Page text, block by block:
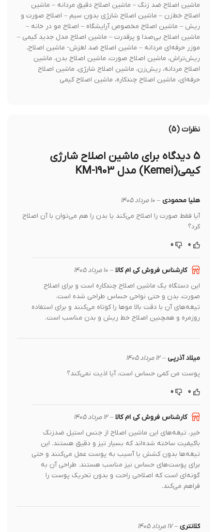
ماشین اصلاح ضد زنگ – ماشین اصلاح دقیق مردانه – ماشین
اصلاح خط‌زن – ماشین اصلاح شارژی بدون سیم – اصلاح صورت و
ریش – ماشین اصلاح مخصوص آرایشگاه – اصلاح مو در خانه –
ماشین اصلاح بی‌صدا و پرقدرت – ماشین اصلاح مدل جدید کیمی –
موزر حرفه‌ای مردانه – ماشین اصلاح ضد لغزش- ماشین اصلاح،
ریش‌تراش، ماشین اصلاح صورت، ماشین اصلاح بدن، ماشین
اصلاح مردانه، ریش‌زن، ماشین اصلاح شارژی، ماشین اصلاح
حرفه‌ای، ماشین اصلاح چندکاره، ماشین اصلاح کیمی
نظرات (5)
ماشین اصلاح شارژی
کیمی(Kemei) مدل KM-1903
هلیا محمودی– 10 مرداد 1405
آیا فقط صورت را اصلاح می‌کند یا بدن را هم می‌توان با آن اصلاح
کارشناس فروش کی ام کالا– 10 مرداد 1405
این دستگاه یک ماشین اصلاح چندکاره است و برای اصلاح
صورت، بدن و حتی نواحی حساس طراحی شده است.
تیغه‌های آن با دقت بالا موها را کوتاه می‌کنند و برای استفاده
روزمره و همچنین اصلاح خط ریش و بدن مناسب است.
میلاد آذرپی– 12 مرداد 1405
پوست من کمی حساس است، آیا اذیت نمی‌کند؟
کارشناس فروش کی ام کالا– 12 مرداد 1405
خیر، تیغه‌های این ماشین اصلاح از جنس استیل ضدزنگ
باکیفیت ساخته شده‌اند که بسیار تیز و دقیق هستند. این
تیغه‌ها بدون کشش یا آسیب به پوست عمل می‌کنند و حتی
برای پوست‌های حساس نیز مناسب هستند. طراحی آن به
گونه‌ای است که اصلاحی راحت و بدون تحریک پوست را
فراهم می‌کند.
کلانتری– 17 مرداد 1405